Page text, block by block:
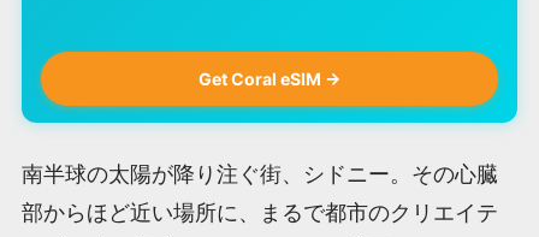
Get Coral eSIM →
南半球の太陽が降り注ぐ街、シドニー。その心臓
部からほど近い場所に、まるで都市のクリエイテ